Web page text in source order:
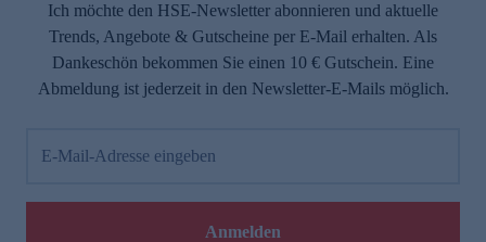
Ich möchte den HSE-Newsletter abonnieren und aktuelle
Trends, Angebote & Gutscheine per E-Mail erhalten. Als
Dankeschön bekommen Sie einen 10 € Gutschein. Eine
Abmeldung ist jederzeit in den Newsletter-E-Mails möglich.
E-Mail-Adresse eingeben
Anmelden